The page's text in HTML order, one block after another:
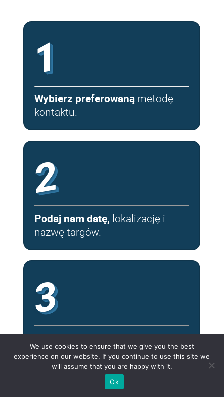
1
Wybierz preferowaną metodę
kontaktu.
2
Podaj nam datę, lokalizację i
nazwę targów.
3
Prześlij nam projekt stoiska.
Jeśli nie jest on dostępny, opisz
krótko swoje wymagania — typ i
We use cookies to ensure that we give you the best
experience on our website. If you continue to use this site we
will assume that you are happy with it.
Ok